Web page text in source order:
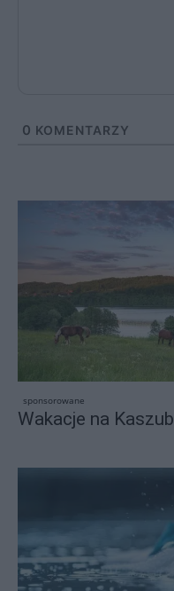
0 KOMENTARZY
sponsorowane
Wakacje na